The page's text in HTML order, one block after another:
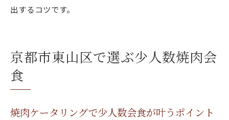
出するコツです。
京都市東山区で選ぶ少人数焼肉会
食
焼肉ケータリングで少人数会食が叶うポイント